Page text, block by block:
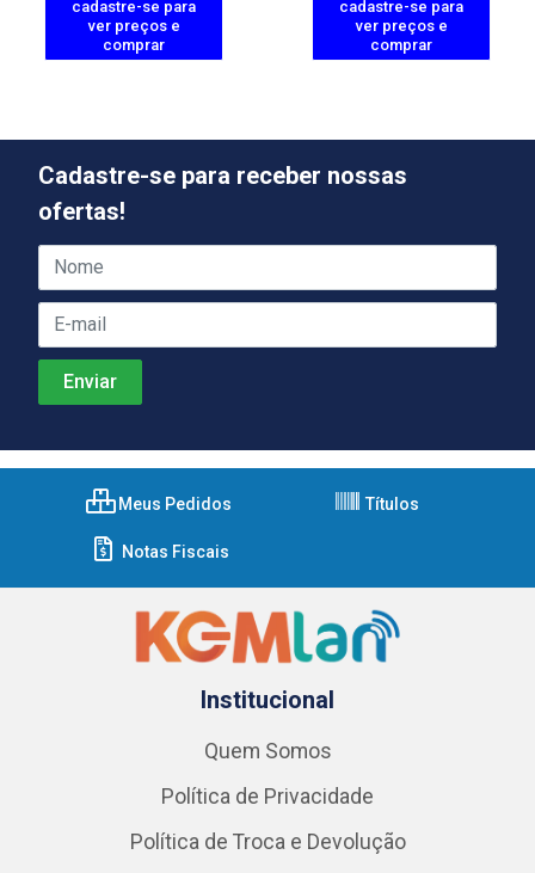
cadastre-se para
ver preços e
comprar
cadastre-se para
ver preços e
comprar
Cadastre-se para receber nossas
ofertas!
Meus Pedidos Títulos
Notas Fiscais
Institucional
Quem Somos
Política de Privacidade
Política de Troca e Devolução